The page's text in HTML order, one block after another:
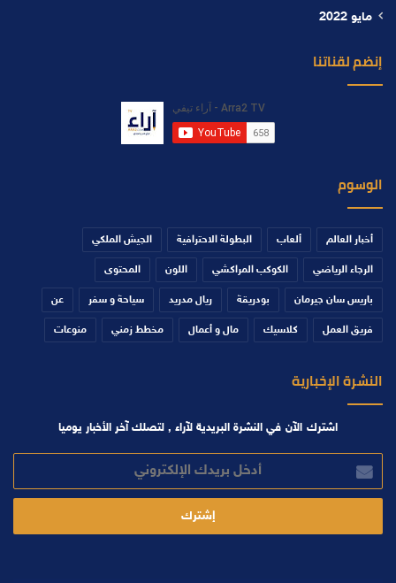
مايو 2022
إنضم لقناتنا
الوسوم
أخبار العالم ألعاب البطولة الاحترافية الجيش الملكي
الرجاء الرياضي الكوكب المراكشي اللون المحتوى
باريس سان جيرمان بودريقة ريال مدريد سياحة و سفر عن
فريق العمل كلاسيك مال و أعمال مخطط زمني منوعات
النشرة الإخبارية
اشترك الآن في النشرة البريدية لآراء , لتصلك آخر الأخبار يوميا
بريدك
الإلكتروني